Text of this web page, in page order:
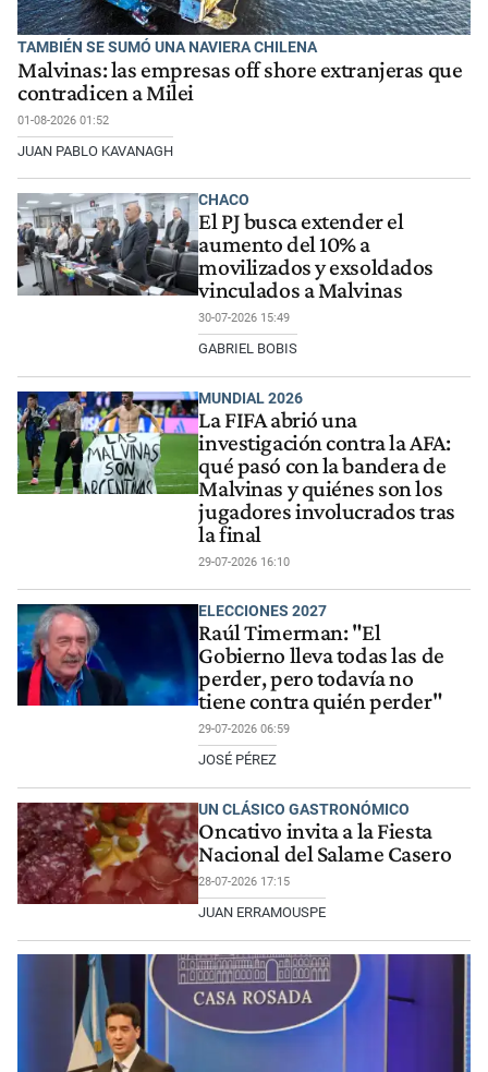
TAMBIÉN SE SUMÓ UNA NAVIERA CHILENA
Malvinas: las empresas off shore extranjeras que
contradicen a Milei
01-08-2026 01:52
JUAN PABLO KAVANAGH
CHACO
El PJ busca extender el
aumento del 10% a
movilizados y exsoldados
vinculados a Malvinas
30-07-2026 15:49
GABRIEL BOBIS
MUNDIAL 2026
La FIFA abrió una
investigación contra la AFA:
qué pasó con la bandera de
Malvinas y quiénes son los
jugadores involucrados tras
la final
29-07-2026 16:10
ELECCIONES 2027
Raúl Timerman: "El
Gobierno lleva todas las de
perder, pero todavía no
tiene contra quién perder"
29-07-2026 06:59
JOSÉ PÉREZ
UN CLÁSICO GASTRONÓMICO
Oncativo invita a la Fiesta
Nacional del Salame Casero
28-07-2026 17:15
JUAN ERRAMOUSPE